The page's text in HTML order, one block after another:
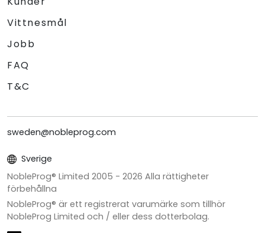
Vittnesmål
Jobb
FAQ
T&C
sweden@nobleprog.com
Sverige
NobleProg® Limited 2005 - 2026 Alla rättigheter
förbehållna
NobleProg® är ett registrerat varumärke som tillhör
NobleProg Limited och / eller dess dotterbolag.